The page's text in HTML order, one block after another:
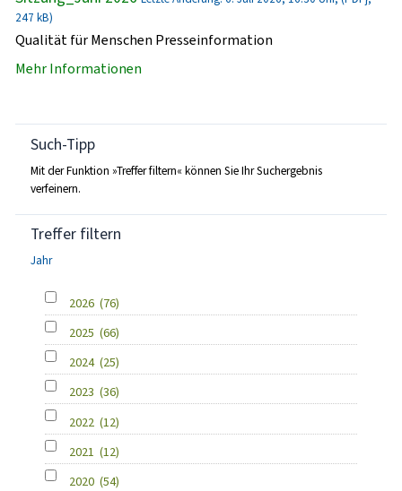
247 kB)
Qualität für Menschen Presseinformation
Mehr Informationen
Such-Tipp
Mit der Funktion »Treffer filtern« können Sie Ihr Suchergebnis
verfeinern.
Treffer filtern
Jahr
2026 (76)
2025 (66)
2024 (25)
2023 (36)
2022 (12)
2021 (12)
2020 (54)